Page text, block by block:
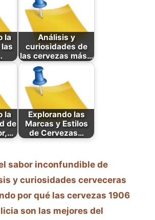
la
Análisis y
curiosidades de
las cervezas más…
la
de
Explorando las
Marcas y Estilos
de Cervezas…
sabor inconfundible de
y curiosidades cerveceras
por qué las cervezas 1906
son las mejores del